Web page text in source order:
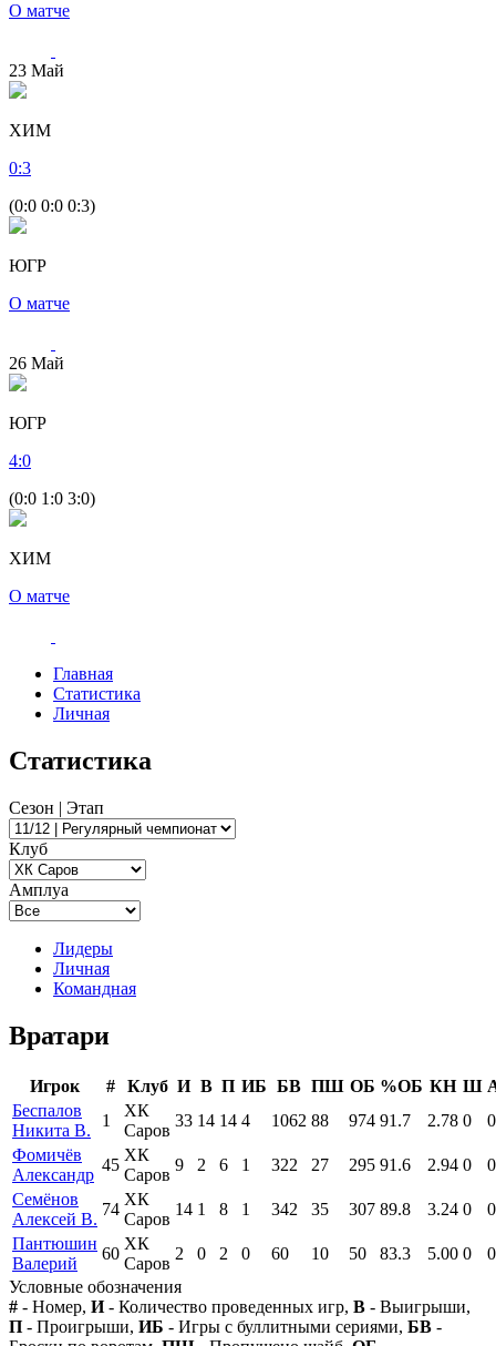
О матче
23 Май
ХИМ
0:3
(0:0 0:0 0:3)
ЮГР
О матче
26 Май
ЮГР
4:0
(0:0 1:0 3:0)
ХИМ
О матче
Главная
Статистика
Личная
Статистика
Сезон | Этап
Клуб
Амплуа
Лидеры
Личная
Командная
Вратари
Игрок # Клуб И В П ИБ БВ ПШ ОБ %ОБ КН Ш
Беспалов
Никита В.
1
ХК
Саров
33 14 14 4 1062 88 974 91.7 2.78 0
0
Фомичёв
Александр
45
ХК
Саров
9 2 6 1 322 27 295 91.6 2.94 0
0
Семёнов
Алексей В.
74
ХК
Саров
14 1 8 1 342 35 307 89.8 3.24 0
0
Пантюшин
Валерий
60
ХК
Саров
2 0 2 0 60 10 50 83.3 5.00 0
0
Условные обозначения
# - Номер, И- Количество проведенных игр, В - Выигрыши,
П - Проигрыши, ИБ - Игры с буллитными сериями, БВ -